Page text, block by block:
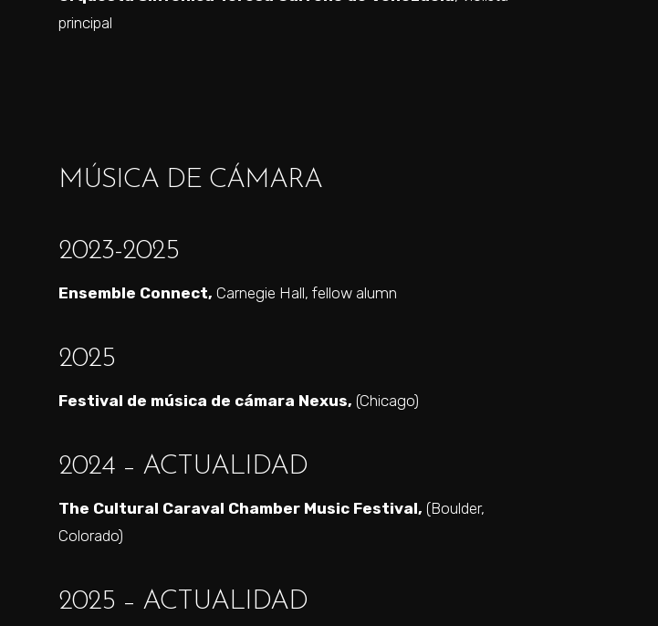
principal
MÚSICA DE CÁMARA
2023-2025
Ensemble Connect, Carnegie Hall, fellow alumn
2025
Festival de música de cámara Nexus, (Chicago)
2024 – ACTUALIDAD
The Cultural Caraval Chamber Music Festival, (Boulder,
Colorado)
2025 – ACTUALIDAD